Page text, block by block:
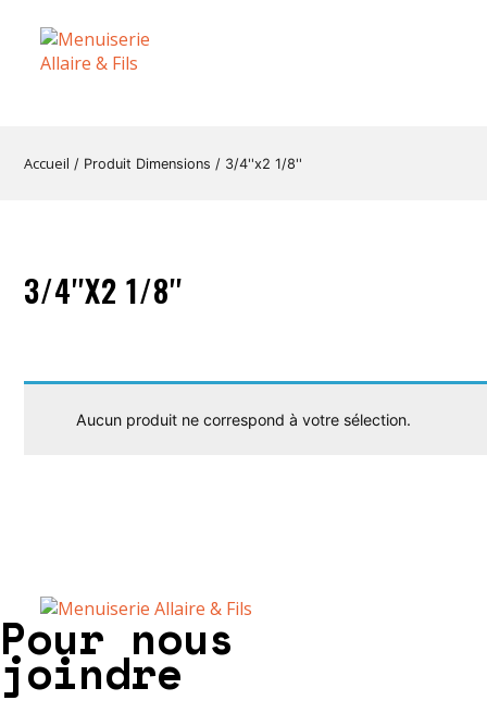
Accueil / Produit Dimensions / 3/4''x2 1/8''
3/4''X2 1/8''
Aucun produit ne correspond à votre sélection.
Pour nous
joindre